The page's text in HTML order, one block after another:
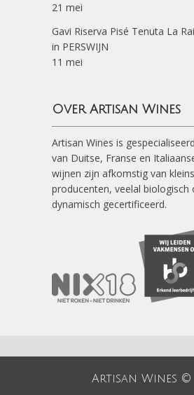
21 mei
Gavi Riserva Pisé Tenuta La
in PERSWIJN
11 mei
Over Artisan Wines
Artisan Wines is
van Duitse, Franse en
wijnen zijn afkomstig van
producenten, veelal biologisch
dynamisch gecertificeerd.
Artisan Wines ©